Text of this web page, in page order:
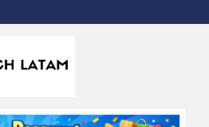
Latam